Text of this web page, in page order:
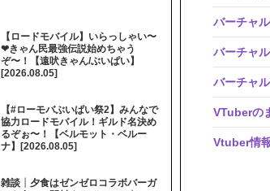
バーチャ
バーチャ
バーチャ
VTuberの
Vtuber情
【ロードモバイル】いらっしゃい〜
❤きゃん民最強伝説始めちゃう
ぞ〜！【遠吠きゃん/ぶいぱい】
[2026.08.05]
【#ローモバぶいぱい祭2】みんなで
協力ロードモバイル！ギルド名決め
るぞぉ〜！【ベルモット・ベルー
ナ】[2026.08.05]
雑談┊夕食はゼンゼロコラボバーガ